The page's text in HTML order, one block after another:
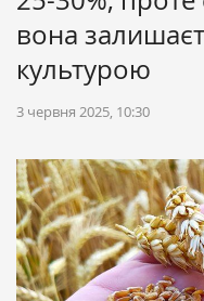
вона
культурою
3 червня 2025, 10:30